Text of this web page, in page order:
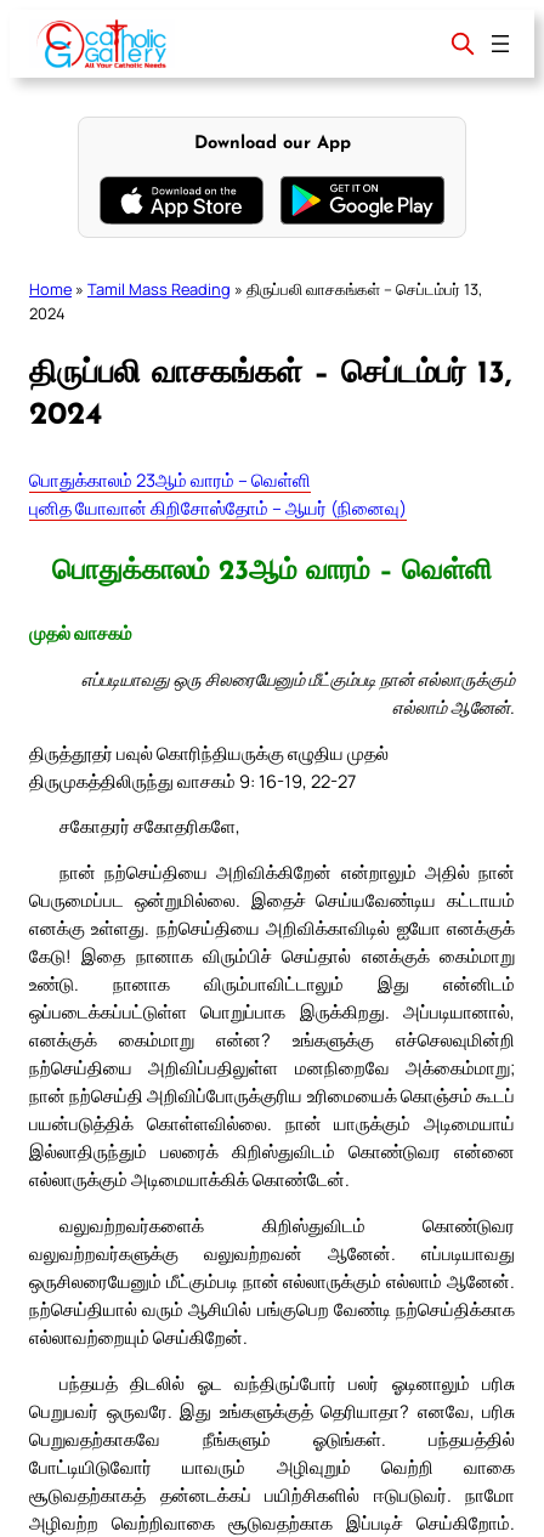
content
Download our App
Home » Tamil Mass Reading » திருப்பலி வாசகங்கள் – செப்டம்பர் 13,
2024
திருப்பலி வாசகங்கள் – செப்டம்பர் 13,
2024
பொதுக்காலம் 23ஆம் வாரம் – வெள்ளி
புனித யோவான் கிறிசோஸ்தோம் – ஆயர் (நினைவு)
பொதுக்காலம் 23ஆம் வாரம் – வெள்ளி
முதல் வாசகம்
எப்படியாவது ஒரு சிலரையேனும் மீட்கும்படி நான் எல்லாருக்கும்
எல்லாம் ஆனேன்.
திருத்தூதர் பவுல் கொரிந்தியருக்கு எழுதிய முதல்
திருமுகத்திலிருந்து வாசகம் 9: 16-19, 22-27
சகோதரர் சகோதரிகளே,
நான் நற்செய்தியை அறிவிக்கிறேன் என்றாலும் அதில் நான்
பெருமைப்பட ஒன்றுமில்லை. இதைச் செய்யவேண்டிய கட்டாயம்
எனக்கு உள்ளது. நற்செய்தியை அறிவிக்காவிடில் ஐயோ எனக்குக்
கேடு! இதை நானாக விரும்பிச் செய்தால் எனக்குக் கைம்மாறு
உண்டு. நானாக விரும்பாவிட்டாலும் இது என்னிடம்
ஒப்படைக்கப்பட்டுள்ள பொறுப்பாக இருக்கிறது. அப்படியானால்,
எனக்குக் கைம்மாறு என்ன? உங்களுக்கு எச்செலவுமின்றி
நற்செய்தியை அறிவிப்பதிலுள்ள மனநிறைவே அக்கைம்மாறு;
நான் நற்செய்தி அறிவிப்போருக்குரிய உரிமையைக் கொஞ்சம் கூடப்
பயன்படுத்திக் கொள்ளவில்லை. நான் யாருக்கும் அடிமையாய்
இல்லாதிருந்தும் பலரைக் கிறிஸ்துவிடம் கொண்டுவர என்னை
எல்லாருக்கும் அடிமையாக்கிக் கொண்டேன்.
வலுவற்றவர்களைக் கிறிஸ்துவிடம் கொண்டுவர
வலுவற்றவர்களுக்கு வலுவற்றவன் ஆனேன். எப்படியாவது
ஒருசிலரையேனும் மீட்கும்படி நான் எல்லாருக்கும் எல்லாம் ஆனேன்.
நற்செய்தியால் வரும் ஆசியில் பங்குபெற வேண்டி நற்செய்திக்காக
எல்லாவற்றையும் செய்கிறேன்.
பந்தயத் திடலில் ஓட வந்திருப்போர் பலர் ஓடினாலும் பரிசு
பெறுபவர் ஒருவரே. இது உங்களுக்குத் தெரியாதா? எனவே, பரிசு
பெறுவதற்காகவே நீங்களும் ஓடுங்கள். பந்தயத்தில்
போட்டியிடுவோர் யாவரும் அழிவுறும் வெற்றி வாகை
சூடுவதற்காகத் தன்னடக்கப் பயிற்சிகளில் ஈடுபடுவர். நாமோ
அழிவற்ற வெற்றிவாகை சூடுவதற்காக இப்படிச் செய்கிறோம்.